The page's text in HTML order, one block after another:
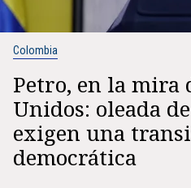
Colombia
Petro, en la mira
Unidos: oleada
exigen una
democrática